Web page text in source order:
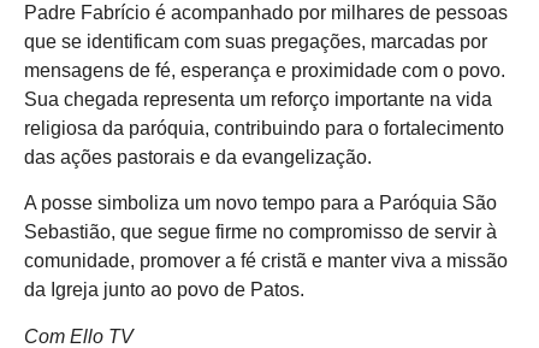
Padre Fabrício é acompanhado por milhares de pessoas
que se identificam com suas pregações, marcadas por
mensagens de fé, esperança e proximidade com o povo.
Sua chegada representa um reforço importante na vida
religiosa da paróquia, contribuindo para o fortalecimento
das ações pastorais e da evangelização.
A posse simboliza um novo tempo para a Paróquia São
Sebastião, que segue firme no compromisso de servir à
comunidade, promover a fé cristã e manter viva a missão
da Igreja junto ao povo de Patos.
Com Ello TV